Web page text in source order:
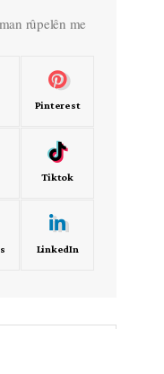
rûpelên me
Pinterest
Tiktok
LinkedIn